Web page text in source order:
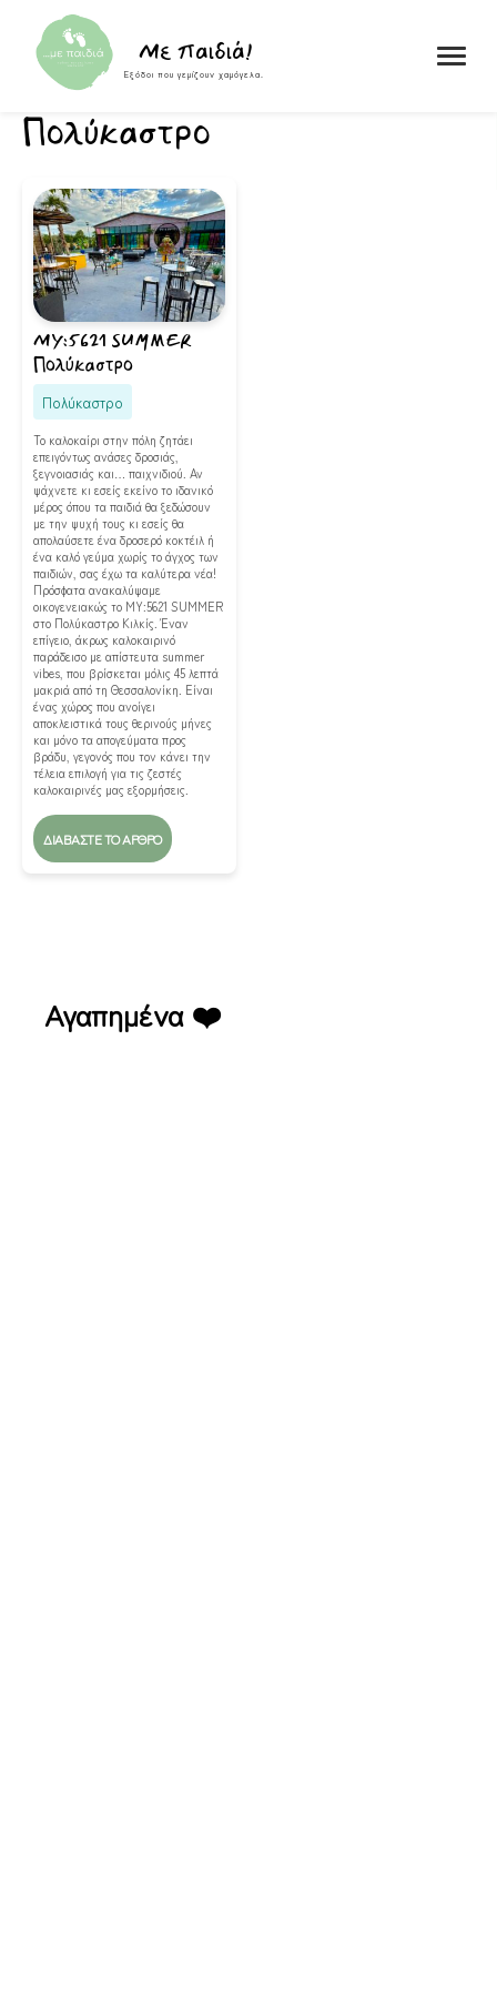
Με παιδιά!
Εξόδοι που γεμίζουν χαμόγελα.
Skip to content
Πολύκαστρο
MY:5621 SUMMER
Πολύκαστρο
Πολύκαστρο
Το καλοκαίρι στην πόλη ζητάει
επειγόντως ανάσες δροσιάς,
ξεγνοιασιάς και… παιχνιδιού. Αν
ψάχνετε κι εσείς εκείνο το ιδανικό
μέρος όπου τα παιδιά θα ξεδώσουν
με την ψυχή τους κι εσείς θα
απολαύσετε ένα δροσερό κοκτέιλ ή
ένα καλό γεύμα χωρίς το άγχος των
παιδιών, σας έχω τα καλύτερα νέα!
Πρόσφατα ανακαλύψαμε
οικογενειακώς το MY:5621 SUMMER
στο Πολύκαστρο Κιλκίς. Έναν
επίγειο, άκρως καλοκαιρινό
παράδεισο με απίστευτα summer
vibes, που βρίσκεται μόλις 45 λεπτά
μακριά από τη Θεσσαλονίκη. Είναι
ένας χώρος που ανοίγει
αποκλειστικά τους θερινούς μήνες
και μόνο τα απογεύματα προς
βράδυ, γεγονός που τον κάνει την
τέλεια επιλογή για τις ζεστές
καλοκαιρινές μας εξορμήσεις.
ΔΙΑΒΆΣΤΕ ΤΟ ΆΡΘΡΟ
Αγαπημένα ❤️